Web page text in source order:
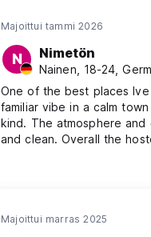
Majoittui tammi 2026
N Nimetön
Nainen, 18-24,
One of the best places
familiar vibe in a calm
kind. The atmosphere and
and clean. Overall the
Majoittui marras 2025